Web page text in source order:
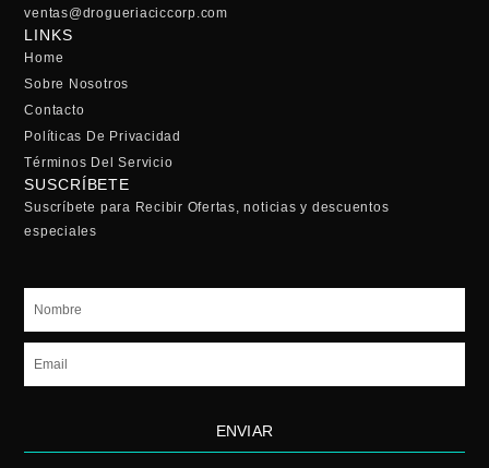
ventas@drogueriaciccorp.com
LINKS
Home
Sobre Nosotros
Contacto
Políticas De Privacidad
Términos Del Servicio
SUSCRÍBETE
Suscríbete para Recibir Ofertas, noticias y descuentos
especiales
Nombre
Email
ENVIAR